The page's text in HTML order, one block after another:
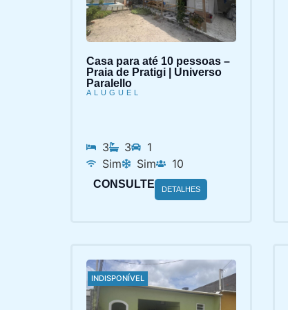
Casa para até 10 pessoas –
Praia de Pratigi | Universo
Paralello
ALUGUEL
3 3
1
Sim
Sim 10
CONSULTE DETALHES
INDISPONÍVEL